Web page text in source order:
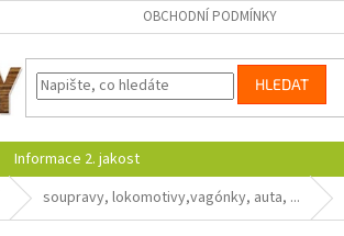
OBCHODNÍ PODMÍNKY
HLEDAT
Informace 2. jakost
soupravy, lokomotivy,vagónky, auta, ...